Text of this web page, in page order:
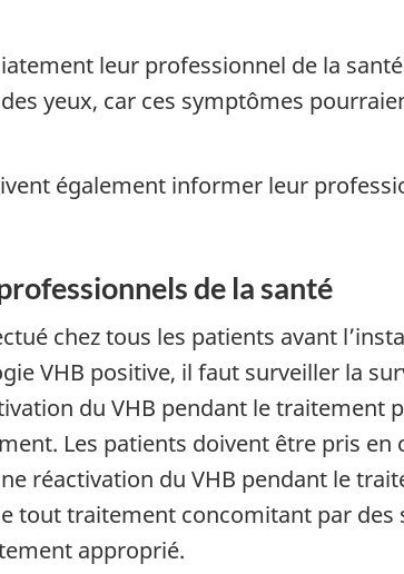
leur professionnel de la
yeux, car ces symptômes
également informer leur
de la santé
chez tous les patients avant
VHB positive, il faut surveiller la
du VHB pendant le traitement
Les patients doivent être pris
réactivation du VHB pendant le
tout traitement concomitant par
approprié.